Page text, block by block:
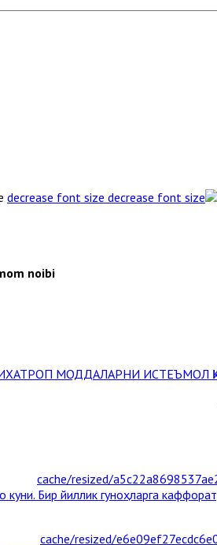
decrease font size
noibi
МОДДАЛАРНИ ИСТЕЪМОЛ
Бир йиллик гуноҳларга